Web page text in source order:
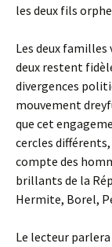
les deux fils
Les deux familles
deux restent
divergences
mouvement
que cet
cercles
compte des
brillants de la
Hermite, Borel,
Le lecteur parlera